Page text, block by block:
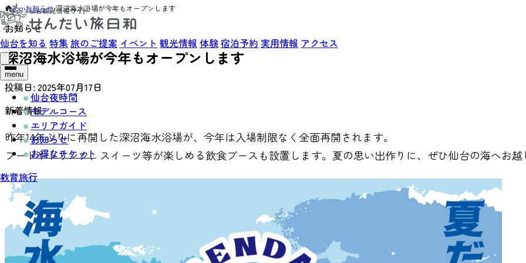
仙台を知る 特集旅のご提案 イベント 観光情報 体験宿泊予約 実用情報 アクセス
menu
仙台夜時間
モデルコース
エリアガイド
お知らせ
お得なチケット
教育旅行
Top›お知らせ›深沼海水浴場が今年もオープンします
お知らせ
深沼海水浴場が今年もオープンします
投稿日: 2025年07月17日
新着情報
昨年14年ぶりに再開した深沼海水浴場が、今年は入場制限なく全面再開されます。
フードやドリンク、スイーツ等が楽しめる飲食ブースも設置します。夏の思い出作りに、ぜひ仙台の海へお越